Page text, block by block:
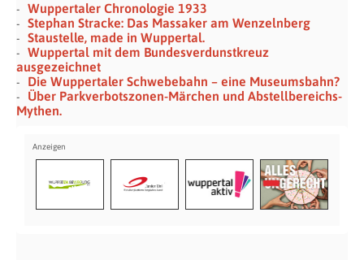
Wuppertaler Chronologie 1933
Stephan Stracke: Das Massaker am Wenzelnberg
Staustelle, made in Wuppertal.
Wuppertal mit dem Bundesverdunstkreuz
ausgezeichnet
Die Wuppertaler Schwebebahn – eine Museumsbahn?
Über Parkverbotszonen-Märchen und Abstellbereichs-
Mythen.